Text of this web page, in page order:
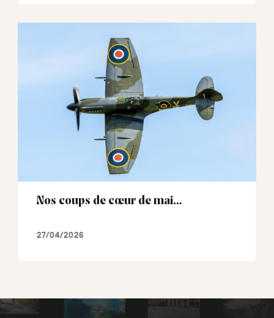
Nos coups de cœur de mai…
27/04/2026